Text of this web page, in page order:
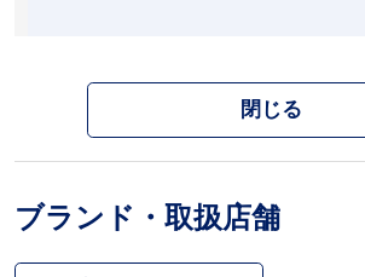
閉じる
ブランド・取扱店舗